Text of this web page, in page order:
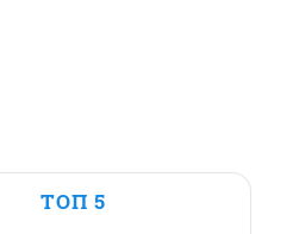
ТОП 5